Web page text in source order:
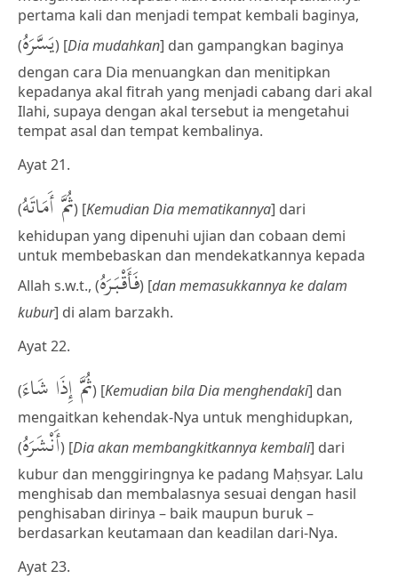
pertama kali dan menjadi tempat kembali baginya,
(يَسَّرَهُ) [Dia mudahkan] dan gampangkan baginya
dengan cara Dia menuangkan dan menitipkan
kepadanya akal fitrah yang menjadi cabang dari akal
Ilahi, supaya dengan akal tersebut ia mengetahui
tempat asal dan tempat kembalinya.
Ayat 21.
(ثُمَّ أَمَاتَهُ) [Kemudian Dia mematikannya] dari
kehidupan yang dipenuhi ujian dan cobaan demi
untuk membebaskan dan mendekatkannya kepada
Allah s.w.t., (فَأَقْبَرَهُ) [dan memasukkannya ke dalam
kubur] di alam barzakh.
Ayat 22.
(ثُمَّ إِذَا شَاءَ) [Kemudian bila Dia menghendaki] dan
mengaitkan kehendak-Nya untuk menghidupkan,
(أَنْشَرَهُ) [Dia akan membangkitkannya kembali] dari
kubur dan menggiringnya ke padang Maḥsyar. Lalu
menghisab dan membalasnya sesuai dengan hasil
penghisaban dirinya – baik maupun buruk –
berdasarkan keutamaan dan keadilan dari-Nya.
Ayat 23.